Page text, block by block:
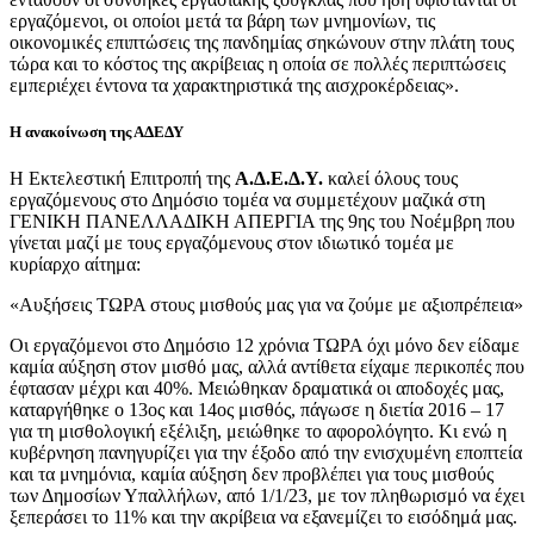
εργαζόμενοι, οι οποίοι μετά τα βάρη των μνημονίων, τις
οικονομικές επιπτώσεις της πανδημίας σηκώνουν στην πλάτη τους
τώρα και το κόστος της ακρίβειας η οποία σε πολλές περιπτώσεις
εμπεριέχει έντονα τα χαρακτηριστικά της αισχροκέρδειας».
Η ανακοίνωση της ΑΔΕΔΥ
Η Εκτελεστική Επιτροπή της Α.Δ.Ε.Δ.Υ. καλεί όλους τους
εργαζόμενους στο Δημόσιο τομέα να συμμετέχουν μαζικά στη
ΓΕΝΙΚΗ ΠΑΝΕΛΛΑΔΙΚΗ ΑΠΕΡΓΙΑ της 9ης του Νοέμβρη που
γίνεται μαζί με τους εργαζόμενους στον ιδιωτικό τομέα με
κυρίαρχο αίτημα:
«Αυξήσεις ΤΩΡΑ στους μισθούς μας για να ζούμε με αξιοπρέπεια»
Οι εργαζόμενοι στο Δημόσιο 12 χρόνια ΤΩΡΑ όχι μόνο δεν είδαμε
καμία αύξηση στον μισθό μας, αλλά αντίθετα είχαμε περικοπές που
έφτασαν μέχρι και 40%. Μειώθηκαν δραματικά οι αποδοχές μας,
καταργήθηκε ο 13ος και 14ος μισθός, πάγωσε η διετία 2016 – 17
για τη μισθολογική εξέλιξη, μειώθηκε το αφορολόγητο. Κι ενώ η
κυβέρνηση πανηγυρίζει για την έξοδο από την ενισχυμένη εποπτεία
και τα μνημόνια, καμία αύξηση δεν προβλέπει για τους μισθούς
των Δημοσίων Υπαλλήλων, από 1/1/23, με τον πληθωρισμό να έχει
ξεπεράσει το 11% και την ακρίβεια να εξανεμίζει το εισόδημά μας.